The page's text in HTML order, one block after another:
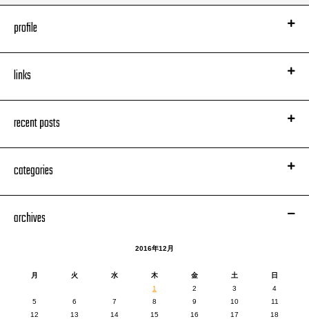
profile
links
recent posts
categories
archives
2016年12月
月 火 水 木 金 土
日
1
2 3
4
5
6 7 8 9 10
11
12
13 14 15 16 17
18